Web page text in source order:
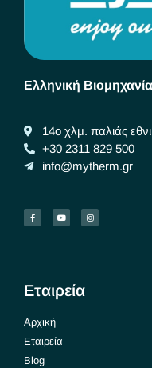
Ελληνική
14ο χλμ. παλιάς
+30 2311 829 500
info@mytherm.gr
Εταιρεία
Αρχική
Εταιρεία
Blog